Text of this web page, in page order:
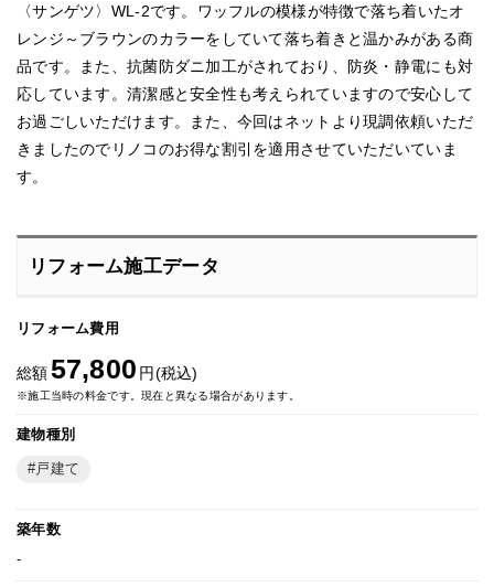
〈サンゲツ〉WL-2です。ワッフルの模様が特徴で落ち着いたオ
レンジ～ブラウンのカラーをしていて落ち着きと温かみがある商
品です。また、抗菌防ダニ加工がされており、防炎・静電にも対
応しています。清潔感と安全性も考えられていますので安心して
お過ごしいただけます。また、今回はネットより現調依頼いただ
きましたのでリノコのお得な割引を適用させていただいていま
す。
リフォーム施工データ
リフォーム費用
総額57,800 円(税込)
※施工当時の料金です。現在と異なる場合があります。
建物種別
戸建て
築年数
-